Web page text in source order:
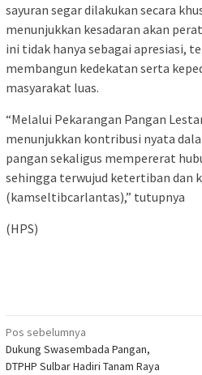
sayuran segar dilakukan secara
menunjukkan kesadaran akan
ini tidak hanya sebagai apresiasi,
membangun kedekatan serta
masyarakat luas.
“Melalui Pekarangan Pangan
menunjukkan kontribusi nyata
pangan sekaligus mempererat
sehingga terwujud ketertiban dan
(kamseltibcarlantas),” tutupnya
(HPS)
Navigasi
pos
Pos sebelumnya
Dukung Swasembada Pangan,
DTPHP Sulbar Hadiri Tanam Raya